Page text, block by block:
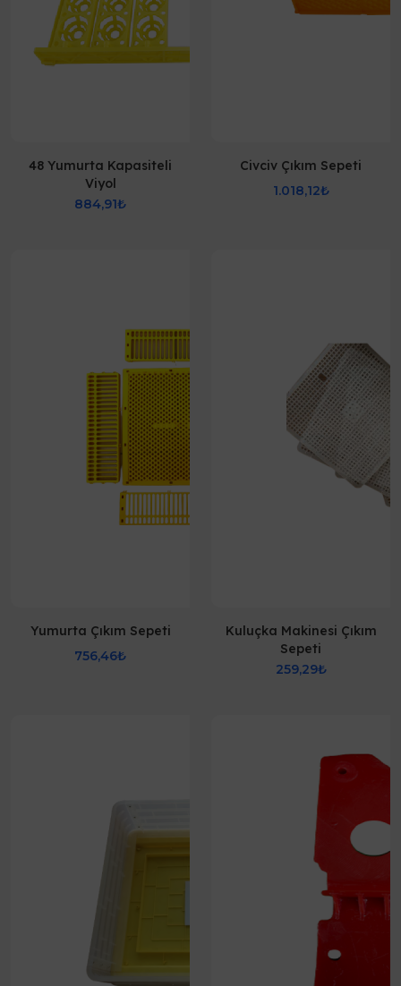
48 Yumurta Kapasiteli
Viyol
884,91₺
Civciv Çıkım Sepeti
1.018,12₺
Yumurta Çıkım Sepeti
756,46₺
Kuluçka Makinesi Çıkım
Sepeti
259,29₺